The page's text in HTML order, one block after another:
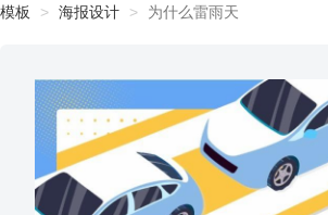
模板 海报设计 为什么雷雨天